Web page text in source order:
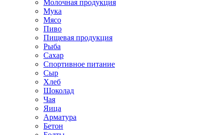
Молочная продукция
Мука
Мясо
Пиво
Пищевая продукция
Рыба
Сахар
Спортивное питание
Сыр
Хлеб
Шоколад
Чая
Яица
Арматура
Бетон